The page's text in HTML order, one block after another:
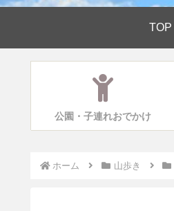
TOP
公園・子連れおでかけ
ホーム 山歩き